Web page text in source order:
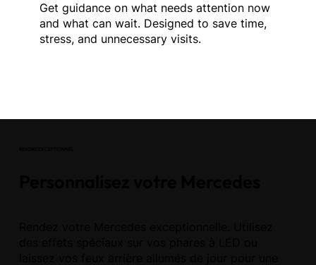
Get guidance on what needs attention now
and what can wait. Designed to save time,
stress, and unnecessary visits.